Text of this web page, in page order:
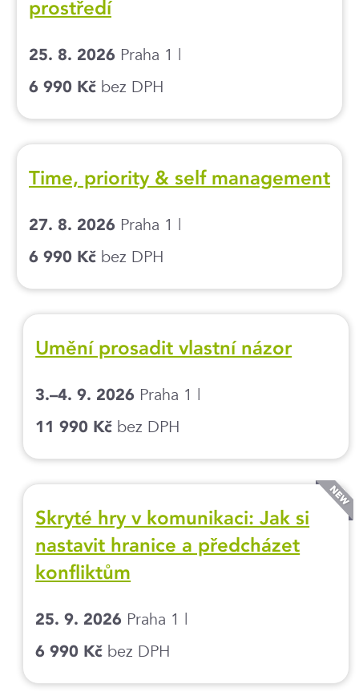
prostředí
25. 8. 2026 Praha 1 |
6 990 Kč bez DPH
Time, priority & self management
27. 8. 2026 Praha 1 |
6 990 Kč bez DPH
Umění prosadit vlastní názor
3.–4. 9. 2026 Praha 1 |
11 990 Kč bez DPH
Skryté hry v komunikaci: Jak si
nastavit hranice a předcházet
konfliktům
25. 9. 2026 Praha 1 |
6 990 Kč bez DPH